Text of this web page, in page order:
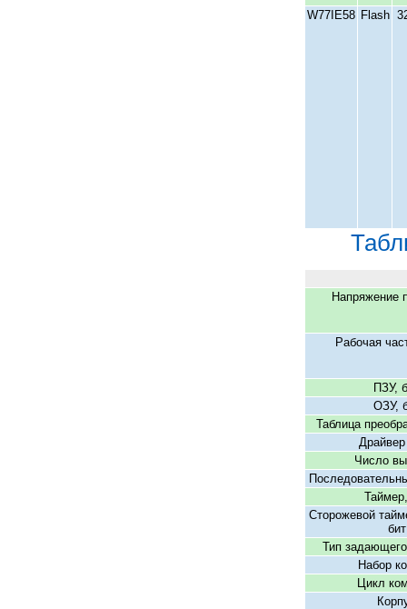
W77IE58 Flash
Напряжение
Рабочая
ПЗУ,
ОЗУ,
Таблица
Число
Сторожевой
бит
Тип задающего
Набор
Цикл